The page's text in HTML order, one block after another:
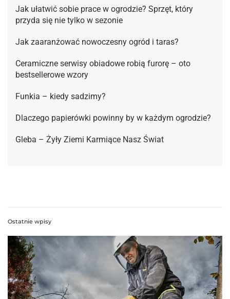
Jak ułatwić sobie prace w ogrodzie? Sprzęt, który
przyda się nie tylko w sezonie
Jak zaaranżować nowoczesny ogród i taras?
Ceramiczne serwisy obiadowe robią furorę – oto
bestsellerowe wzory
Funkia – kiedy sadzimy?
Dlaczego papierówki powinny by w każdym ogrodzie?
Gleba – Żyły Ziemi Karmiące Nasz Świat
Ostatnie wpisy